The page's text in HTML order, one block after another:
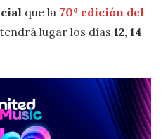
que la 70º edición del
tendrá lugar los días 12, 14